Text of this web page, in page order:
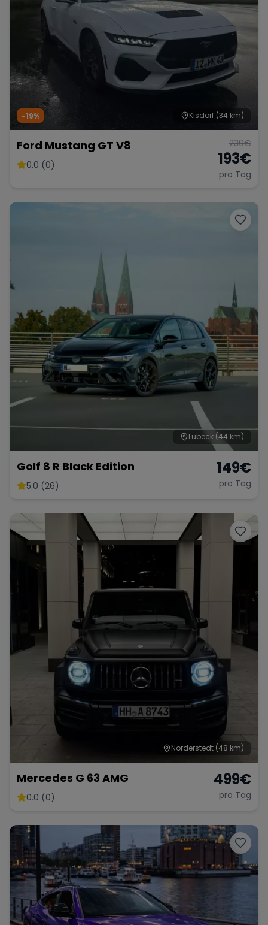
Kisdorf (34 km)
-19%
Ford Mustang GT V8
0.0 (0)
239€
193€
pro Tag
Lübeck (44 km)
Golf 8 R Black Edition
5.0 (26)
149€
pro Tag
Norderstedt (48 km)
Mercedes G 63 AMG
0.0 (0)
499€
pro Tag